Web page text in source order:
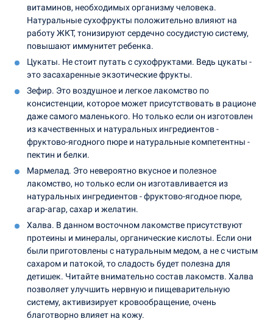
витаминов, необходимых организму человека.
Натуральные сухофрукты положительно влияют на
работу ЖКТ, тонизируют сердечно сосудистую систему,
повышают иммунитет ребенка.
Цукаты. Не стоит путать с сухофруктами. Ведь цукаты -
это засахаренные экзотические фрукты.
Зефир. Это воздушное и легкое лакомство по
консистенции, которое может присутствовать в рационе
даже самого маленького. Но только если он изготовлен
из качественных и натуральных ингредиентов -
фруктово-ягодного пюре и натуральные компетентны -
пектин и белки.
Мармелад. Это невероятно вкусное и полезное
лакомство, но только если он изготавливается из
натуральных ингредиентов - фруктово-ягодное пюре,
агар-агар, сахар и желатин.
Халва. В данном восточном лакомстве присутствуют
протеины и минералы, органические кислоты. Если они
были приготовлены с натуральным медом, а не с чистым
сахаром и патокой, то сладость будет полезна для
детишек. Читайте внимательно состав лакомств. Халва
позволяет улучшить нервную и пищеварительную
систему, активизирует кровообращение, очень
благотворно влияет на кожу.